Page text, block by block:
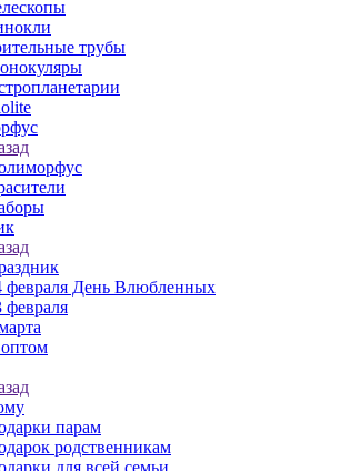
трубы
февраля День Влюбленных
февраля
парам
родственникам
для всей семьи